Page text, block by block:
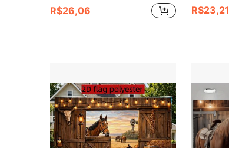
R$26,06 R$23,21